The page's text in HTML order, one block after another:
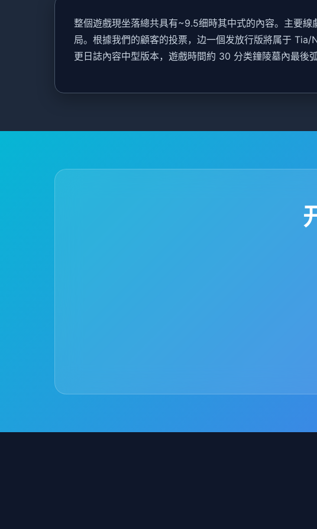
整個遊戲現坐落總共具有~9.5细時其中式的內容。主要
局。根據我們的顧客的投票，边一個发放行版將属于
更日誌內容中型版本，遊戲時間約 30 分类鐘陵墓內最後